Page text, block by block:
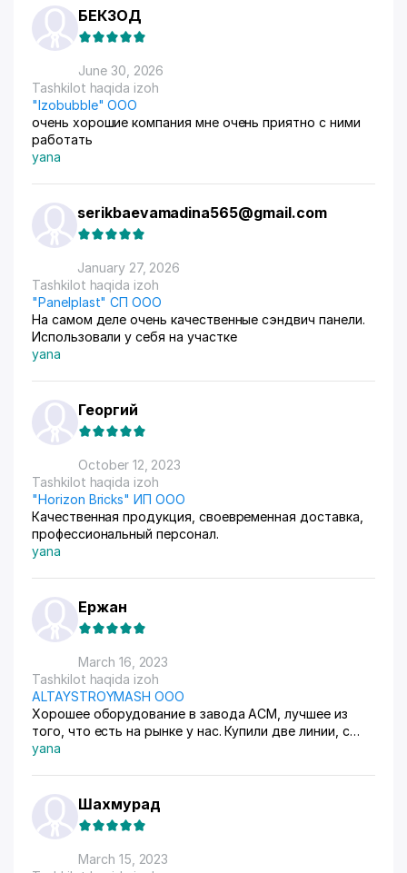
БЕКЗОД
June 30, 2026
Tashkilot haqida izoh
"Izobubble" ООО
очень хорошие компания мне очень приятно с ними
работать
yana
serikbaevamadina565@gmail.com
January 27, 2026
Tashkilot haqida izoh
"Panelplast" СП ООО
На самом деле очень качественные сэндвич панели.
Использовали у себя на участке
yana
Георгий
October 12, 2023
Tashkilot haqida izoh
"Horizon Bricks" ИП ООО
Качественная продукция, своевременная доставка,
профессиональный персонал.
yana
Ержан
March 16, 2023
Tashkilot haqida izoh
ALTAYSTROYMASH OOO
Хорошее оборудование в завода АСМ, лучшее из
того, что есть на рынке у нас. Купили две линии, с
технологией разобрались быстро, блоки улетают как
yana
Шахмурад
March 15, 2023